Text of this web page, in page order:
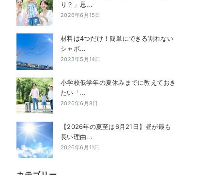
り？」思...
2026年6月15日
材料は4つだけ！簡単にできる割れない
シャボ...
2023年5月14日
小学校低学年の夏休みまでに教えておき
たい「...
2026年6月8日
【2026年の夏至は6月21日】昼が最も
長い理由...
2026年6月11日